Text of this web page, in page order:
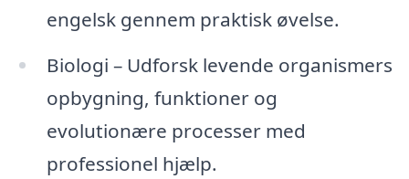
engelsk gennem praktisk øvelse.
Biologi – Udforsk levende organismers
opbygning, funktioner og
evolutionære processer med
professionel hjælp.